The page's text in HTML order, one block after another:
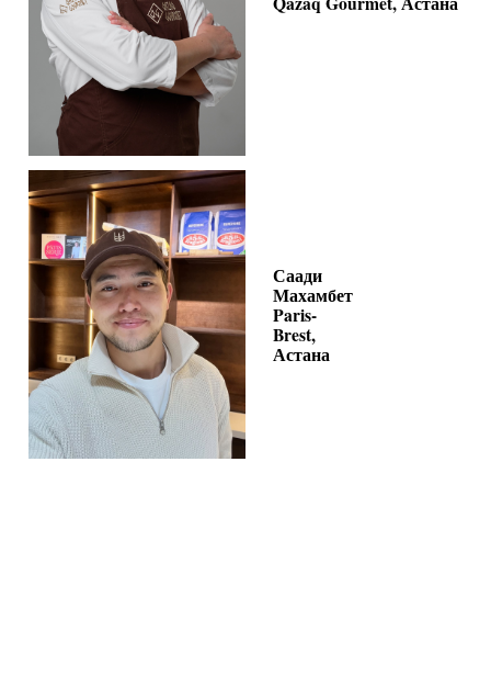
Саади
Махамбет
Paris-
Brest,
Астана